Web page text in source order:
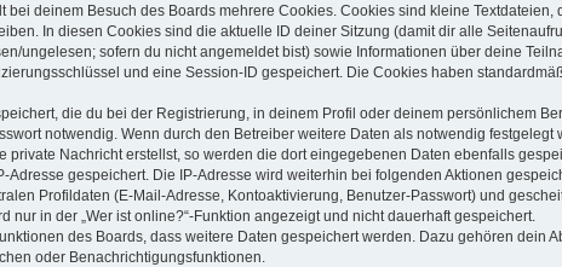
bei deinem Besuch des Boards mehrere Cookies. Cookies sind kleine
In diesen Cookies sind die aktuelle ID deiner Sitzung (damit dir alle
ungelesen; sofern du nicht angemeldet bist) sowie Informationen über deine
und eine Session-ID gespeichert. Die Cookies haben
die du bei der Registrierung, in deinem Profil oder deinem persönlichem
notwendig. Wenn durch den Betreiber weitere Daten als notwendig festgelegt
private Nachricht erstellst, so werden die dort eingegebenen Daten ebenfalls
Adresse gespeichert. Die IP-Adresse wird weiterhin bei folgenden Aktionen
Profildaten (E-Mail-Adresse, Kontoaktivierung, Benutzer-Passwort) und
nur in der „Wer ist online?“-Funktion angezeigt und nicht dauerhaft gespeichert.
des Boards, dass weitere Daten gespeichert werden. Dazu gehören dein
oder Benachrichtigungsfunktionen.